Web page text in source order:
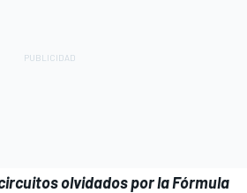
olvidados por la Fórmula